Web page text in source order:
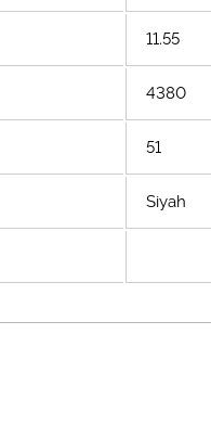
11.55
4380
51
Siyah